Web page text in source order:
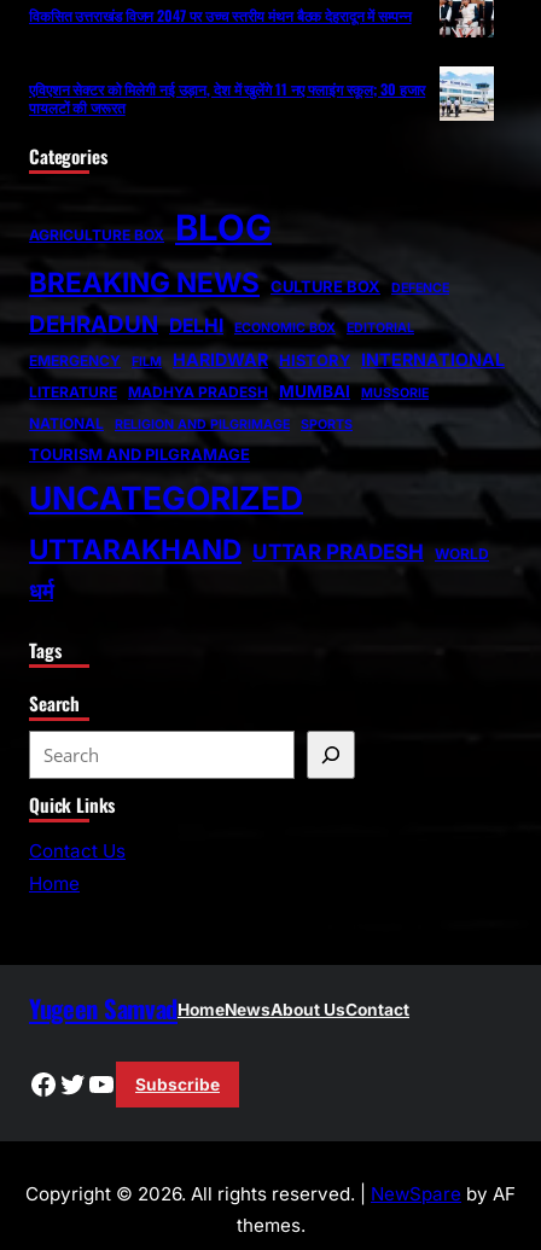
विकसित उत्तराखंड विजन 2047 पर उच्च स्तरीय मंथन बैठक देहरादून में सम्पन्न
एविएशन सेक्टर को मिलेगी नई उड़ान, देश में खुलेंगे 11 नए फ्लाइंग स्कूल; 30 हजार
पायलटों की जरूरत
Categories
AGRICULTURE BOX BLOG
BREAKING NEWS CULTURE BOX DEFENCE
DEHRADUN DELHI ECONOMIC BOX EDITORIAL
EMERGENCY FILM HARIDWAR HISTORY INTERNATIONAL
LITERATURE MADHYA PRADESH MUMBAI MUSSORIE
NATIONAL RELIGION AND PILGRIMAGE SPORTS
TOURISM AND PILGRAMAGE
UNCATEGORIZED
UTTARAKHAND UTTAR PRADESH WORLD
धर्म
Tags
Search
e
a
r
Quick Links
Contact Us
Home
Yugeen SamvadHomeNewsAbout UsContact
Facebook
Twitter
YouTube
Subscribe
Copyright © 2026. All rights reserved. | NewSpare by AF
themes.